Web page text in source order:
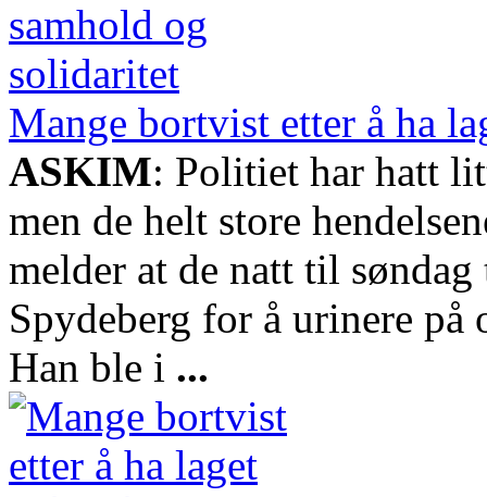
Mange bortvist etter å ha
ASKIM: Politiet har hatt
men de helt store
melder at de natt til
Spydeberg for å urinere
Han ble i ...